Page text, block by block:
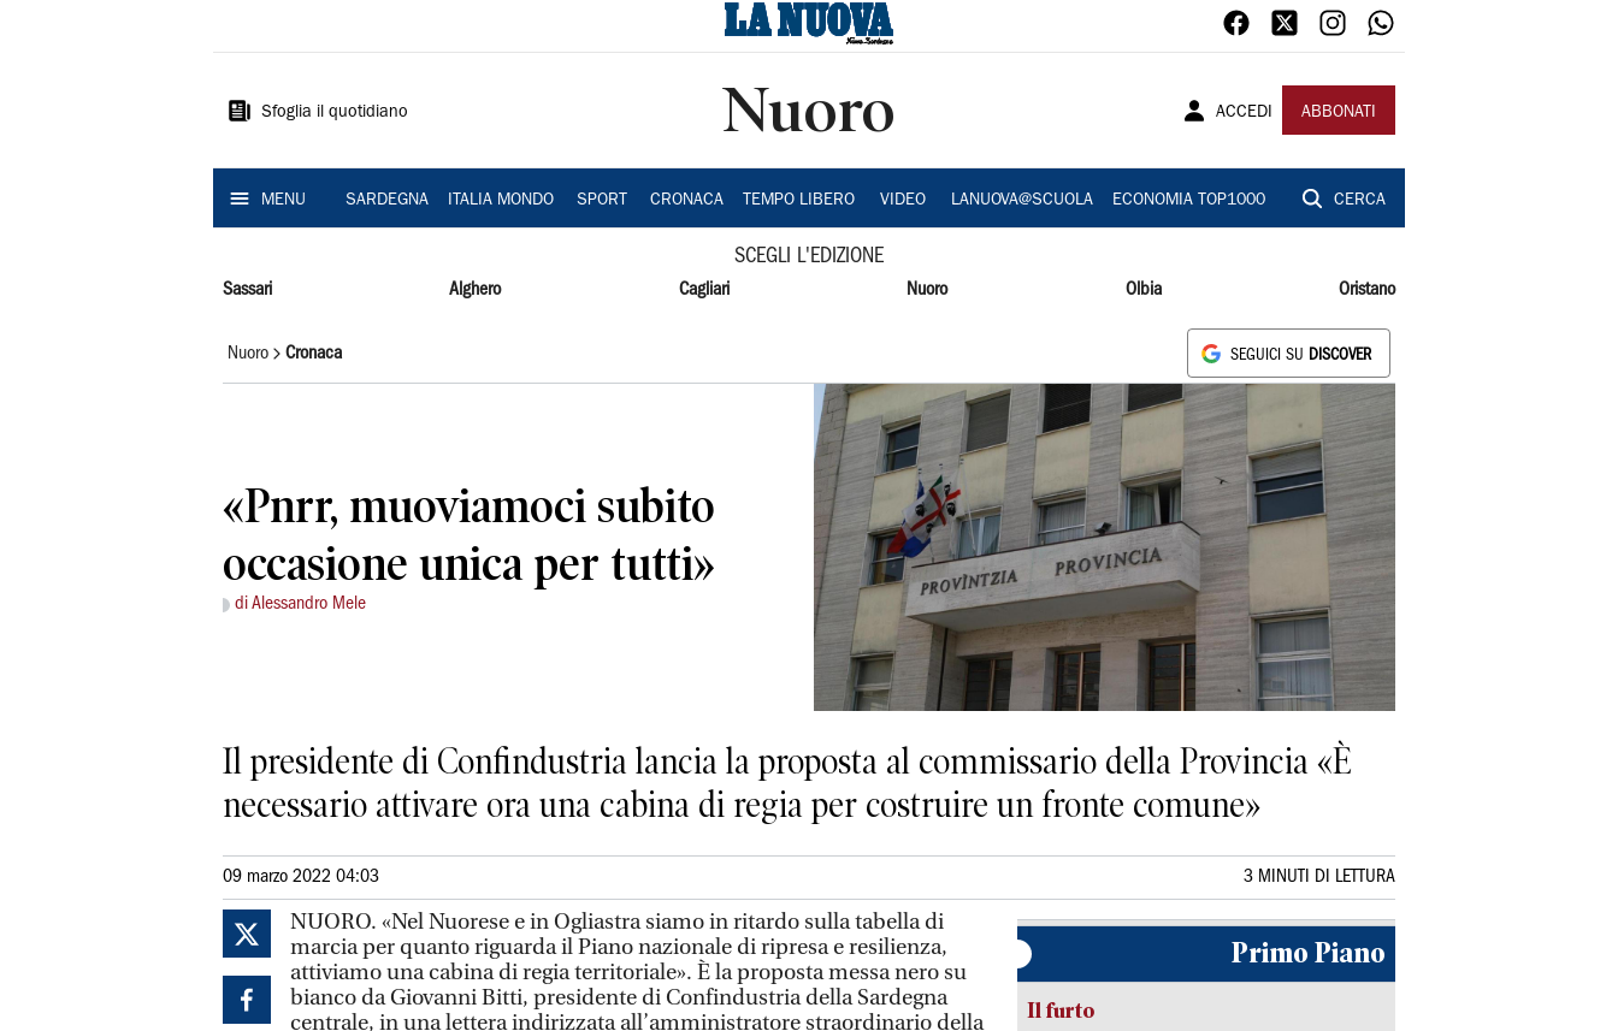
Sardegna
Sfoglia il quotidiano Nuoro ACCEDI ABBONATI
MENU SARDEGNA ITALIA MONDO SPORT CRONACA TEMPO LIBERO VIDEO LANUOVA@SCUOLA ECONOMIA TOP1000 CERCA
SCEGLI L'EDIZIONE
Sassari Alghero Cagliari Nuoro Olbia Oristano
Nuoro Cronaca SEGUICI SU DISCOVER
«Pnrr, muoviamoci subito
occasione unica per tutti»
di Alessandro Mele
Il presidente di Confindustria lancia la proposta al commissario della Provincia «È
necessario attivare ora una cabina di regia per costruire un fronte comune»
09 marzo 2022 04:03 3 MINUTI DI LETTURA
NUORO. «Nel Nuorese e in Ogliastra siamo in ritardo sulla tabella di
marcia per quanto riguarda il Piano nazionale di ripresa e resilienza,
attiviamo una cabina di regia territoriale». È la proposta messa nero su
bianco da Giovanni Bitti, presidente di Confindustria della Sardegna
centrale, in una lettera indirizzata all’amministratore straordinario della
Primo Piano
Il furto